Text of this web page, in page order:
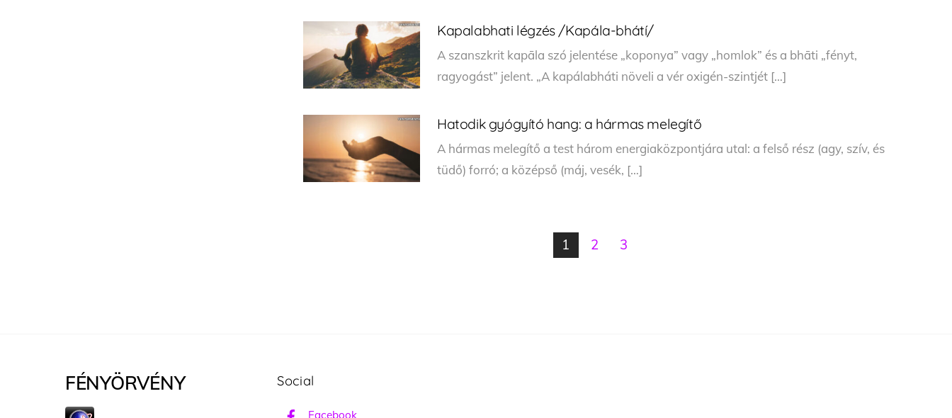
Kapalabhati légzés /Kapála-bhátí/
A szanszkrit kapāla szó jelentése „koponya” vagy „homlok” és a bhāti „fényt,
ragyogást” jelent. „A kapálabháti növeli a vér oxigén-szintjét […]
Hatodik gyógyító hang: a hármas melegítő
A hármas melegítő a test három energiaközpontjára utal: a felső rész (agy, szív, és
tüdő) forró; a középső (máj, ve­sék, […]
1 2 3
FÉNYÖRVÉNY Social
Facebook